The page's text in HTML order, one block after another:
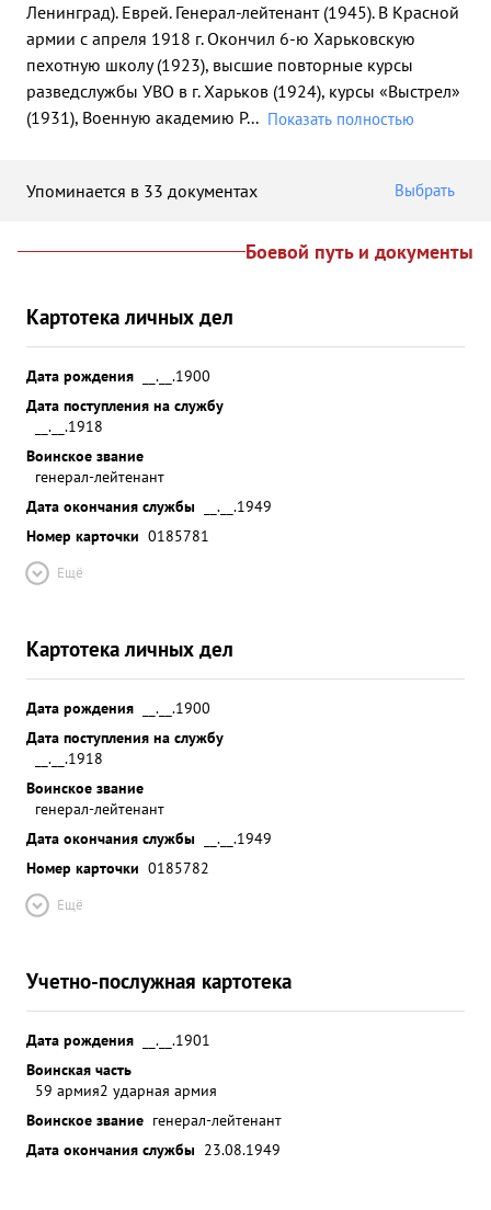
Ленинград). Еврей. Генерал-лейтенант (1945). В Красной
армии с апреля 1918 г. Окончил 6-ю Харьковскую
пехотную школу (1923), высшие повторные курсы
разведслужбы УВО в г. Харьков (1924), курсы «Выстрел»
(1931), Военную академию Р... Показать полностью
Упоминается в 33 документах Выбрать
Боевой путь и документы
Картотека личных дел
Дата рождения
__.__.1900
Дата поступления на службу
__.__.1918
Воинское звание
генерал-лейтенант
Дата окончания службы
__.__.1949
Номер карточки 0185781
Ещё
Картотека личных дел
Дата рождения
__.__.1900
Дата поступления на службу
__.__.1918
Воинское звание
генерал-лейтенант
Дата окончания службы
__.__.1949
Номер карточки 0185782
Ещё
Учетно-послужная картотека
Дата рождения
__.__.1901
Воинская часть
59 армия2 ударная армия
Воинское звание генерал-лейтенант
Дата окончания службы 23.08.1949